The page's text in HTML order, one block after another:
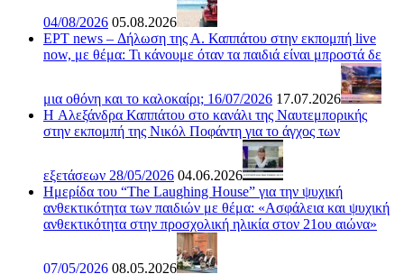
04/08/2026 05.08.2026
ΕΡΤ news – Δήλωση της Α. Καππάτου στην εκπομπή live
now, με θέμα: Τι κάνουμε όταν τα παιδιά είναι μπροστά δε
μια οθόνη και το καλοκαίρι; 16/07/2026 17.07.2026
H Αλεξάνδρα Καππάτου στο κανάλι της Ναυτεμπορικής
στην εκπομπή της Νικόλ Ποφάντη για το άγχος των
εξετάσεων 28/05/2026 04.06.2026
Ημερίδα του “The Laughing House” για την ψυχική
ανθεκτικότητα των παιδιών με θέμα: «Ασφάλεια και ψυχική
ανθεκτικότητα στην προσχολική ηλικία στον 21ου αιώνα»
07/05/2026 08.05.2026